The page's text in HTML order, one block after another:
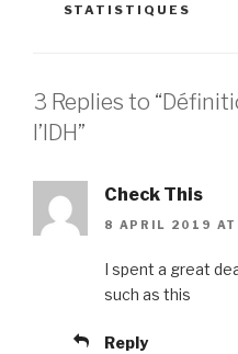
STATISTIQUES
3 Replies to
l’IDH”
Check This
8 APRIL 2019
I spent a great
such as this
Reply